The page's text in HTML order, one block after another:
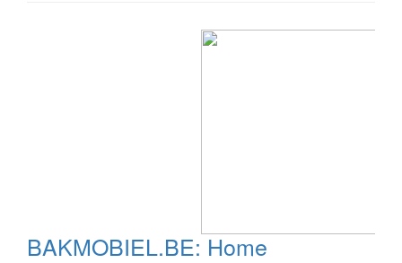
BAKMOBIEL.BE: Home